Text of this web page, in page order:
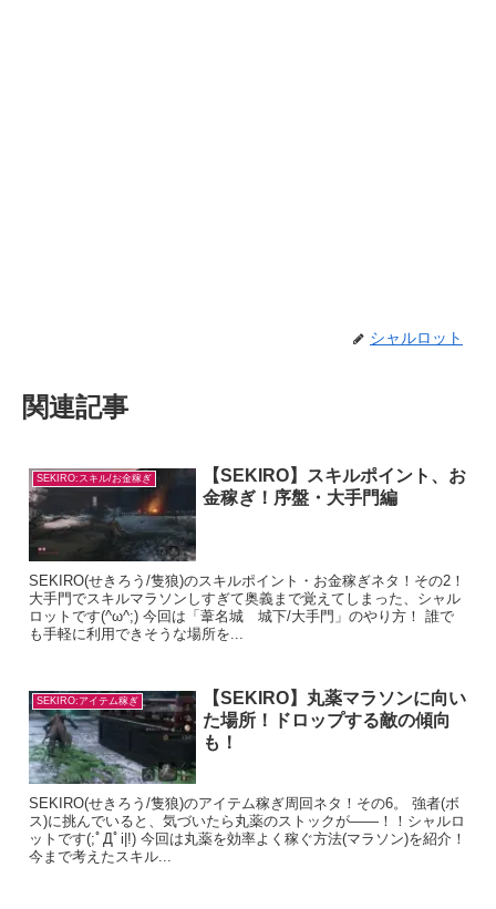
シャルロット
関連記事
SEKIRO:スキル/お金稼ぎ
【SEKIRO】スキルポイント、お
金稼ぎ！序盤・大手門編
SEKIRO(せきろう/隻狼)のスキルポイント・お金稼ぎネタ！その2！
大手門でスキルマラソンしすぎて奥義まで覚えてしまった、シャル
ロットです(^ω^;) 今回は「葦名城 城下/大手門」のやり方！ 誰で
も手軽に利用できそうな場所を...
SEKIRO:アイテム稼ぎ
【SEKIRO】丸薬マラソンに向い
た場所！ドロップする敵の傾向
も！
SEKIRO(せきろう/隻狼)のアイテム稼ぎ周回ネタ！その6。 強者(ボ
ス)に挑んでいると、気づいたら丸薬のストックが――！！シャルロ
ットです(;ﾟДﾟi|!) 今回は丸薬を効率よく稼ぐ方法(マラソン)を紹介！
今まで考えたスキル...